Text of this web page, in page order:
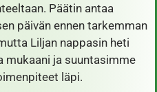
Päätin antaa
päivän ennen tarkemman
Liljan nappasin heti
mukaani ja suuntasimme
läpi.